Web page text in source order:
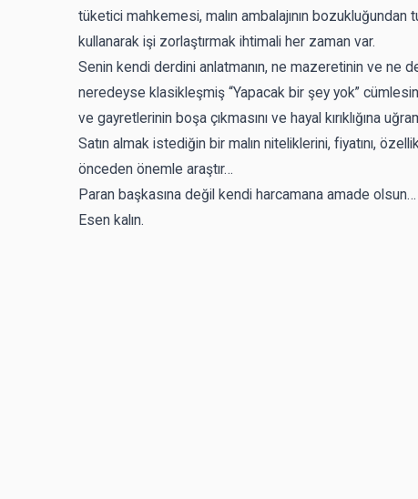
tüketici mahkemesi, malın ambalajının bozukluğundan
kullanarak işi zorlaştırmak ihtimali her zaman var.
Senin kendi derdini anlatmanın, ne mazeretinin ve ne
neredeyse klasikleşmiş “Yapacak bir şey yok”
ve gayretlerinin boşa çıkmasını ve hayal kırıklığına
Satın almak istediğin bir malın niteliklerini, fiyatını,
önceden önemle araştır…
Paran başkasına değil kendi harcamana amade olsun…
Esen kalın.